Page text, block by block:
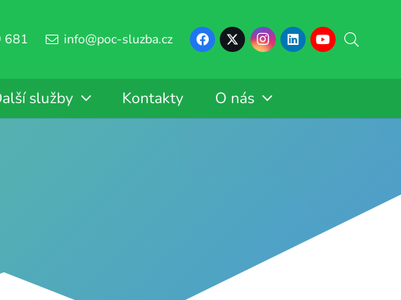
681 info@poc-sluzba.cz
služby Kontakty O nás